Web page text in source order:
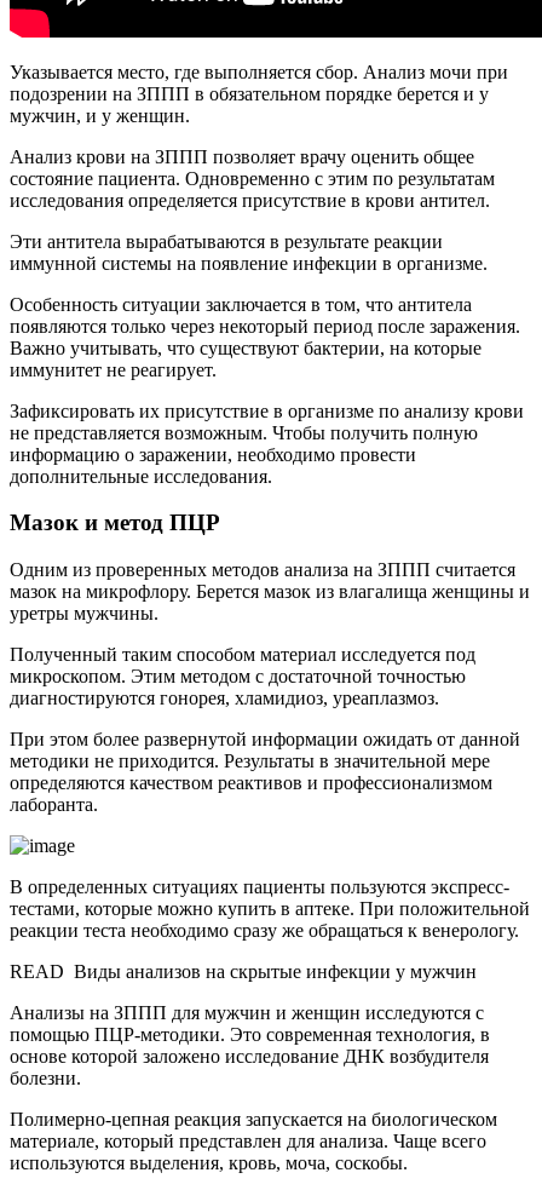
Указывается место, где выполняется сбор. Анализ мочи при
подозрении на ЗППП в обязательном порядке берется и у
мужчин, и у женщин.
Анализ крови на ЗППП позволяет врачу оценить общее
состояние пациента. Одновременно с этим по результатам
исследования определяется присутствие в крови антител.
Эти антитела вырабатываются в результате реакции
иммунной системы на появление инфекции в организме.
Особенность ситуации заключается в том, что антитела
появляются только через некоторый период после заражения.
Важно учитывать, что существуют бактерии, на которые
иммунитет не реагирует.
Зафиксировать их присутствие в организме по анализу крови
не представляется возможным. Чтобы получить полную
информацию о заражении, необходимо провести
дополнительные исследования.
Мазок и метод ПЦР
Одним из проверенных методов анализа на ЗППП считается
мазок на микрофлору. Берется мазок из влагалища женщины и
уретры мужчины.
Полученный таким способом материал исследуется под
микроскопом. Этим методом с достаточной точностью
диагностируются гонорея, хламидиоз, уреаплазмоз.
При этом более развернутой информации ожидать от данной
методики не приходится. Результаты в значительной мере
определяются качеством реактивов и профессионализмом
лаборанта.
В определенных ситуациях пациенты пользуются экспресс-
тестами, которые можно купить в аптеке. При положительной
реакции теста необходимо сразу же обращаться к венерологу.
READ Виды анализов на скрытые инфекции у мужчин
Анализы на ЗППП для мужчин и женщин исследуются с
помощью ПЦР-методики. Это современная технология, в
основе которой заложено исследование ДНК возбудителя
болезни.
Полимерно-цепная реакция запускается на биологическом
материале, который представлен для анализа. Чаще всего
используются выделения, кровь, моча, соскобы.